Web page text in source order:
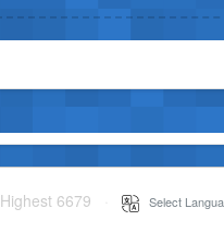
Highest 6679 Select